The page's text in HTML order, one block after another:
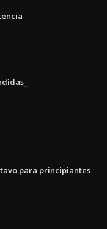
para principiantes